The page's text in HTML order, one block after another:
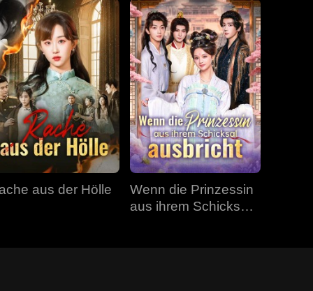
aus der Hölle
Wenn die Prinzessin
aus ihrem Schicksal